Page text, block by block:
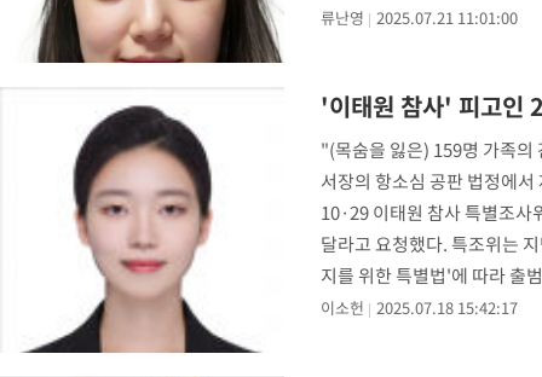
류난영 2025.07.21 11:01:00
'이태원 참사' 피고인
"(목숨을 잃은) 159명 가족의
서장의 항소심 공판 법정에
10·29 이태원 참사 특별조사
달라고 요청했다. 특조위는
지를 위한 특별법'에 따라 출
이소헌 2025.07.18 15:42:17